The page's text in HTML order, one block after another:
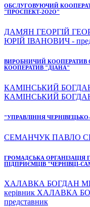
ОБСЛУГОВУЮЧИЙ
"ПРОСПЕКТ-2О2О"
ДАМЯН ГЕОРГІЙ
ЮРІЙ ІВАНОВИЧ -
ВИРОБНИЧИЙ КООПЕРАТИВ
КООПЕРАТИВ "ДІАНА"
КАМІНСЬКИЙ
КАМІНСЬКИЙ БОГДАН
"УПРАВЛІННЯ
СЕМАНЧУК ПАВЛО
ГРОМАДСЬКА ОРГАНІЗАЦІЯ
ПІДПРИЄМЦІВ "ЧЕРНІВЦІ-
ХАЛАВКА БОГДАН
керівник ХАЛАВКА
представник